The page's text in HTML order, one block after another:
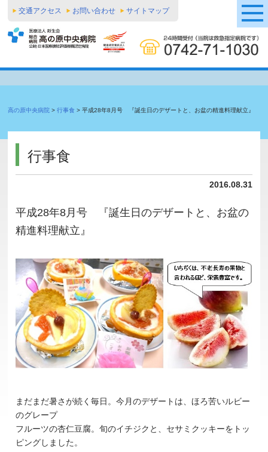
交通アクセス お問い合わせ サイトマップ
高の原中央病院 >行事食 >平成28年8月号 『誕生日のデザートと、お盆の精進料理献立』
行事食
2016.08.31
平成28年8月号 『誕生日のデザートと、お盆の
精進料理献立』
まだまだ暑さが続く毎日。今月のデザートは、ほろ苦いルビー
のグレープ
フルーツの杏仁豆腐。旬のイチジクと、セサミクッキーをトッ
ピングしました。